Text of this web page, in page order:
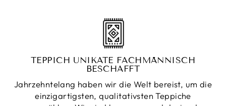
TEPPICH UNIKATE FACHMÄNNISCH
BESCHAFFT
Jahrzehntelang haben wir die Welt bereist, um die
einzigartigsten, qualitativsten Teppiche